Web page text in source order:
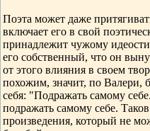
Поэта может даже
включает его в свой
принадлежит чужому
его собственный, что он
от этого влияния в своем
похожим, значит, по Валери,
себя: "Подражать самому
подражать самому себе.
произведения, который не